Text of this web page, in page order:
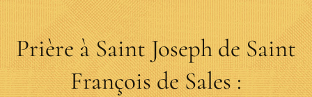
Prière à Saint Joseph de Saint
François de Sales :